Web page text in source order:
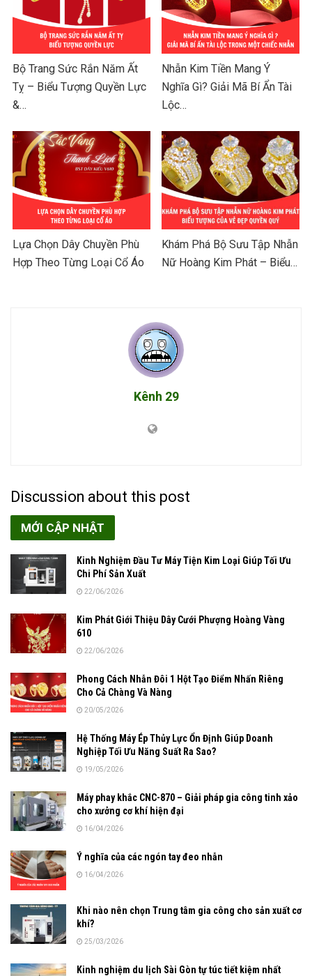
Bộ Trang Sức Rắn Năm Ất
Tỵ – Biểu Tượng Quyền Lực
&…
Nhẫn Kim Tiền Mang Ý
Nghĩa Gì? Giải Mã Bí Ẩn Tài
Lộc…
Lựa Chọn Dây Chuyền Phù
Hợp Theo Từng Loại Cổ Áo
Khám Phá Bộ Sưu Tập Nhẫn
Nữ Hoàng Kim Phát – Biểu…
Kênh 29
Discussion about this post
MỚI CẬP NHẬT
Kinh Nghiệm Đầu Tư Máy Tiện Kim Loại Giúp Tối Ưu
Chi Phí Sản Xuất
22/06/2026
Kim Phát Giới Thiệu Dây Cưới Phượng Hoàng Vàng
610
22/06/2026
Phong Cách Nhẫn Đôi 1 Hột Tạo Điểm Nhấn Riêng
Cho Cả Chàng Và Nàng
20/05/2026
Hệ Thống Máy Ép Thủy Lực Ổn Định Giúp Doanh
Nghiệp Tối Ưu Năng Suất Ra Sao?
19/05/2026
Máy phay khắc CNC-870 – Giải pháp gia công tinh xảo
cho xưởng cơ khí hiện đại
16/04/2026
Ý nghĩa của các ngón tay đeo nhẫn
16/04/2026
Khi nào nên chọn Trung tâm gia công cho sản xuất cơ
khí?
25/03/2026
Kinh nghiệm du lịch Sài Gòn tự túc tiết kiệm nhất